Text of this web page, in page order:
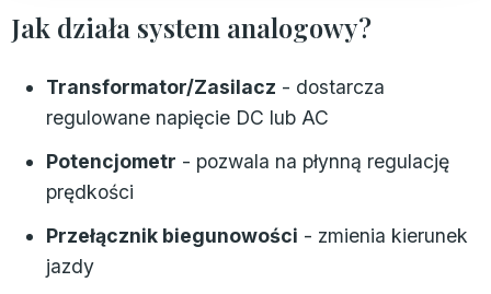
Klasyczne lokomotywy sterowane są
poprzez zmianę napięcia na torach
Jak działa system analogowy?
Transformator/Zasilacz - dostarcza
regulowane napięcie DC lub AC
Potencjometr - pozwala na płynną regulację
prędkości
Przełącznik biegunowości - zmienia kierunek
jazdy